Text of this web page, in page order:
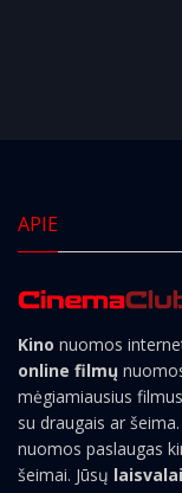
APIE
Kino nuomos
online filmų
mėgiamiausius
su draugais ar
nuomos paslaugas
šeimai. Jūsų